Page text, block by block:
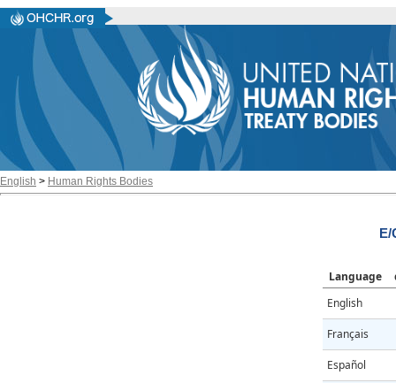
English > Human Rights Bodies
E/
Language
English
Français
Español